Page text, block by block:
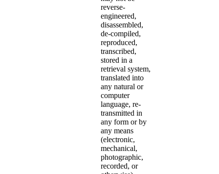
reverse-
engineered,
disassembled,
de-compiled,
reproduced,
transcribed,
stored in a
retrieval system,
translated into
any natural or
computer
language, re-
transmitted in
any form or by
any means
(electronic,
mechanical,
photographic,
recorded, or